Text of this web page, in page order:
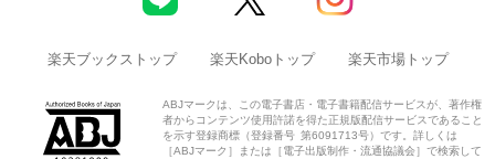
楽天ブックストップ 楽天Koboトップ 楽天市場トップ
ABJマークは、この電子書店・電子書籍配信サービスが、著作権
者からコンテンツ使用許諾を得た正規版配信サービスであること
を示す登録商標（登録番号 第6091713号）です。詳しくは
［ABJマーク］または［電子出版制作・流通協議会］で検索して